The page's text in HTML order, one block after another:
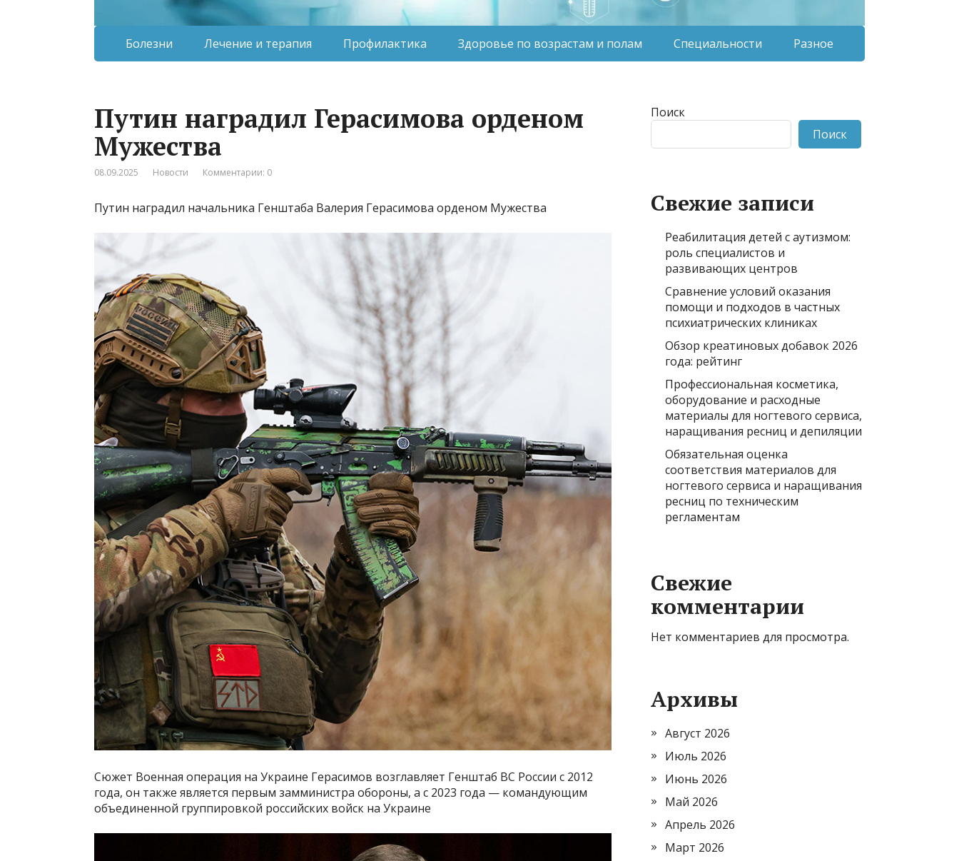
Болезни Лечение и терапия Профилактика Здоровье по возрастам и полам Специальности Разное
Путин наградил Герасимова орденом
Мужества
08.09.2025 Новости Комментарии: 0
Путин наградил начальника Генштаба Валерия Герасимова орденом Мужества
Сюжет Военная операция на Украине Герасимов возглавляет Генштаб ВС России с 2012
года, он также является первым замминистра обороны, а с 2023 года — командующим
объединенной группировкой российских войск на Украине
Поиск
Поиск
Свежие записи
Реабилитация детей с аутизмом:
роль специалистов и
развивающих центров
Сравнение условий оказания
помощи и подходов в частных
психиатрических клиниках
Обзор креатиновых добавок 2026
года: рейтинг
Профессиональная косметика,
оборудование и расходные
материалы для ногтевого сервиса,
наращивания ресниц и депиляции
Обязательная оценка
соответствия материалов для
ногтевого сервиса и наращивания
ресниц по техническим
регламентам
Свежие
комментарии
Нет комментариев для просмотра.
Архивы
Август 2026
Июль 2026
Июнь 2026
Май 2026
Апрель 2026
Март 2026